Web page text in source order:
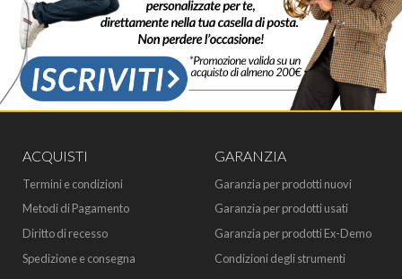
ACQUISTI
Termini e condizioni
Metodi di Pagamento
Diritto di recesso
Spedizione e consegna
GARANZIA
Garanzia per prodotti nuovi
Garanzia per prodotti usati
Garanzia per prodotti Ex-Demo
Condizioni degli strumenti